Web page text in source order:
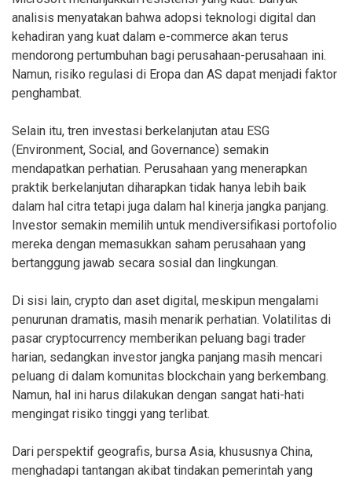
analisis menyatakan bahwa adopsi teknologi digital dan
kehadiran yang kuat dalam e-commerce akan terus
mendorong pertumbuhan bagi perusahaan-perusahaan ini.
Namun, risiko regulasi di Eropa dan AS dapat menjadi faktor
penghambat.
Selain itu, tren investasi berkelanjutan atau ESG
(Environment, Social, and Governance) semakin
mendapatkan perhatian. Perusahaan yang menerapkan
praktik berkelanjutan diharapkan tidak hanya lebih baik
dalam hal citra tetapi juga dalam hal kinerja jangka panjang.
Investor semakin memilih untuk mendiversifikasi portofolio
mereka dengan memasukkan saham perusahaan yang
bertanggung jawab secara sosial dan lingkungan.
Di sisi lain, crypto dan aset digital, meskipun mengalami
penurunan dramatis, masih menarik perhatian. Volatilitas di
pasar cryptocurrency memberikan peluang bagi trader
harian, sedangkan investor jangka panjang masih mencari
peluang di dalam komunitas blockchain yang berkembang.
Namun, hal ini harus dilakukan dengan sangat hati-hati
mengingat risiko tinggi yang terlibat.
Dari perspektif geografis, bursa Asia, khususnya China,
menghadapi tantangan akibat tindakan pemerintah yang